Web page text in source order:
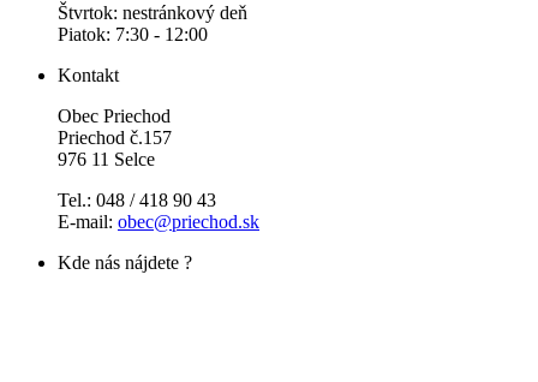
Štvrtok: nestránkový deň
Piatok: 7:30 - 12:00
Kontakt
Obec Priechod
Priechod č.157
976 11 Selce
Tel.: 048 / 418 90 43
E-mail: obec@priechod.sk
Kde nás nájdete ?